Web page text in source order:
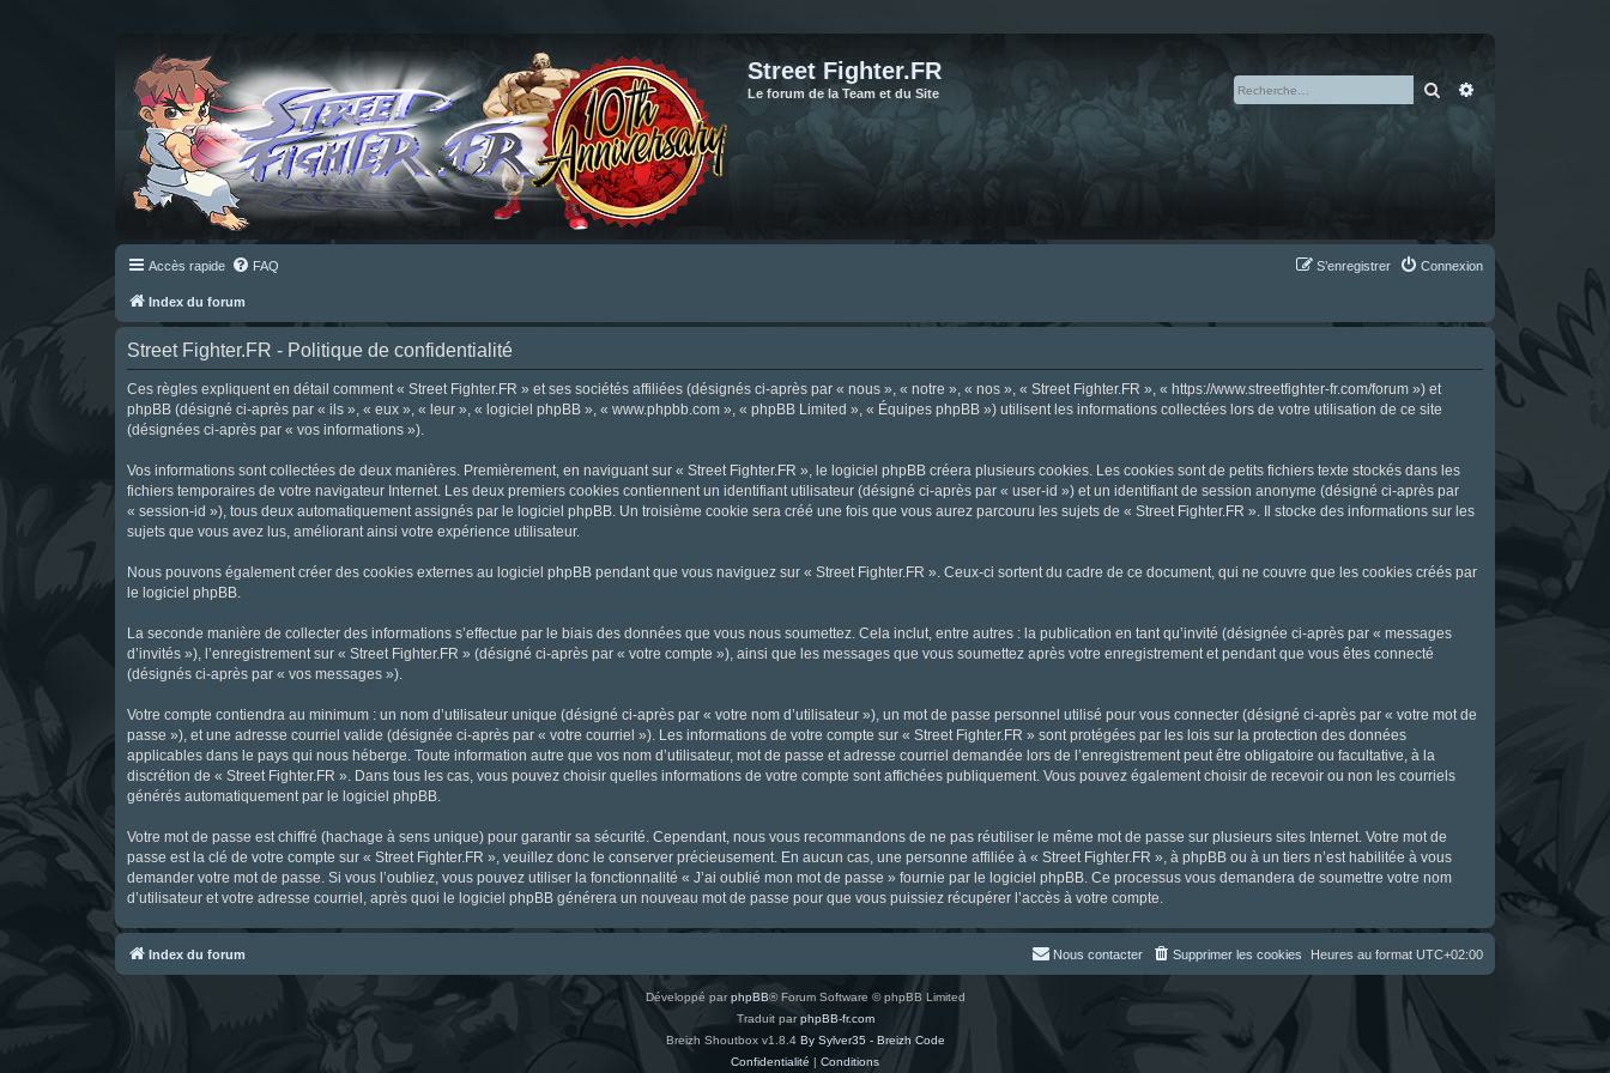
Street Fighter.FR
Le forum de la Team et du Site Rechercher
Accès rapide FAQ Connexion
S’enregistrer
Index du forum
Street Fighter.FR - Politique de confidentialité
Ces règles expliquent en détail comment « Street Fighter.FR » et ses sociétés affiliées (désignés ci-après par « nous », « notre », « nos », « Street Fighter.FR », « https://www.streetfighter-fr.com/forum ») et
phpBB (désigné ci-après par « ils », « eux », « leur », « logiciel phpBB », « www.phpbb.com », « phpBB Limited », « Équipes phpBB ») utilisent les informations collectées lors de votre utilisation de ce site
(désignées ci-après par « vos informations »).
Vos informations sont collectées de deux manières. Premièrement, en naviguant sur « Street Fighter.FR », le logiciel phpBB créera plusieurs cookies. Les cookies sont de petits fichiers texte stockés dans les
fichiers temporaires de votre navigateur Internet. Les deux premiers cookies contiennent un identifiant utilisateur (désigné ci-après par « user-id ») et un identifiant de session anonyme (désigné ci-après par
« session-id »), tous deux automatiquement assignés par le logiciel phpBB. Un troisième cookie sera créé une fois que vous aurez parcouru les sujets de « Street Fighter.FR ». Il stocke des informations sur les
sujets que vous avez lus, améliorant ainsi votre expérience utilisateur.
Nous pouvons également créer des cookies externes au logiciel phpBB pendant que vous naviguez sur « Street Fighter.FR ». Ceux-ci sortent du cadre de ce document, qui ne couvre que les cookies créés par
le logiciel phpBB.
La seconde manière de collecter des informations s’effectue par le biais des données que vous nous soumettez. Cela inclut, entre autres : la publication en tant qu’invité (désignée ci-après par « messages
d’invités »), l’enregistrement sur « Street Fighter.FR » (désigné ci-après par « votre compte »), ainsi que les messages que vous soumettez après votre enregistrement et pendant que vous êtes connecté
(désignés ci-après par « vos messages »).
Votre compte contiendra au minimum : un nom d’utilisateur unique (désigné ci-après par « votre nom d’utilisateur »), un mot de passe personnel utilisé pour vous connecter (désigné ci-après par « votre mot de
passe »), et une adresse courriel valide (désignée ci-après par « votre courriel »). Les informations de votre compte sur « Street Fighter.FR » sont protégées par les lois sur la protection des données
applicables dans le pays qui nous héberge. Toute information autre que vos nom d’utilisateur, mot de passe et adresse courriel demandée lors de l’enregistrement peut être obligatoire ou facultative, à la
discrétion de « Street Fighter.FR ». Dans tous les cas, vous pouvez choisir quelles informations de votre compte sont affichées publiquement. Vous pouvez également choisir de recevoir ou non les courriels
générés automatiquement par le logiciel phpBB.
Votre mot de passe est chiffré (hachage à sens unique) pour garantir sa sécurité. Cependant, nous vous recommandons de ne pas réutiliser le même mot de passe sur plusieurs sites Internet. Votre mot de
passe est la clé de votre compte sur « Street Fighter.FR », veuillez donc le conserver précieusement. En aucun cas, une personne affiliée à « Street Fighter.FR », à phpBB ou à un tiers n’est habilitée à vous
demander votre mot de passe. Si vous l’oubliez, vous pouvez utiliser la fonctionnalité « J’ai oublié mon mot de passe » fournie par le logiciel phpBB. Ce processus vous demandera de soumettre votre nom
d’utilisateur et votre adresse courriel, après quoi le logiciel phpBB générera un nouveau mot de passe pour que vous puissiez récupérer l’accès à votre compte.
Index du forum Heures au format UTC+02:00
Supprimer les cookies
Nous contacter
Développé parphpBB® Forum Software © phpBB Limited
Traduit parphpBB-fr.com
Breizh Shoutbox v1.8.4 By Sylver35 - Breizh Code
Confidentialité | Conditions